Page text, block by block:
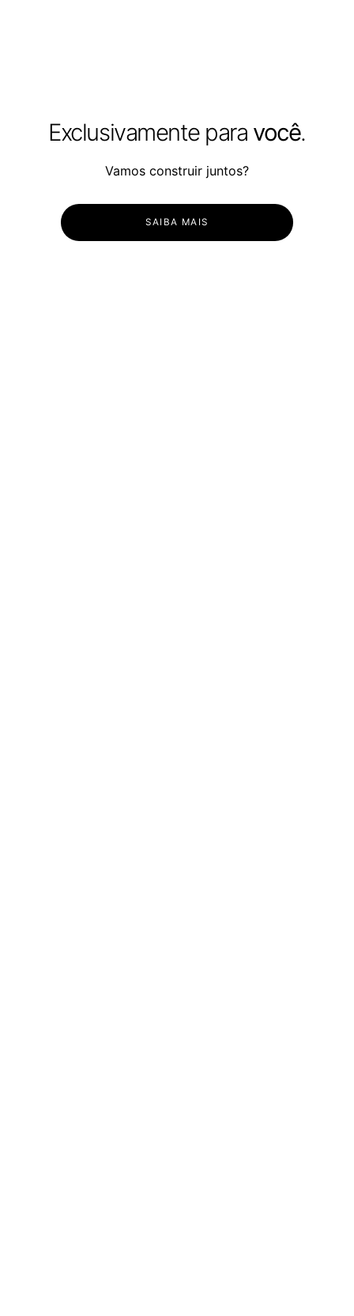
Exclusivamente para você.
Vamos construir juntos?
SAIBA MAIS